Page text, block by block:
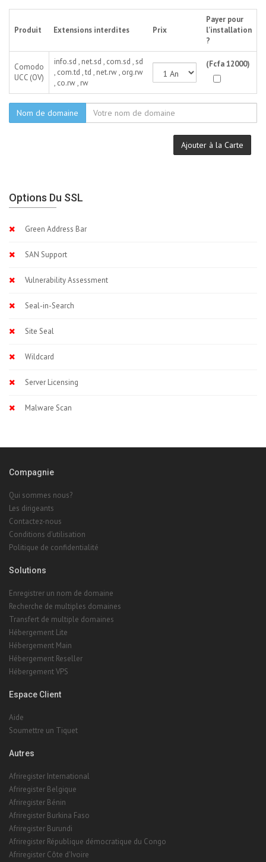
Produit Extensions interdites Prix
Payer pour
l'installation
?
Comodo
UCC (OV)
info.sd , net.sd , com.sd , sd
, com.td , td , net.rw , org.rw
, co.rw , rw
(Fcfa 12000)
Nom de domaine
Ajouter à la Carte
Options Du SSL
Green Address Bar
SAN Support
Vulnerability Assessment
Seal-in-Search
Site Seal
Wildcard
Server Licensing
Malware Scan
Compagnie
Qui sommes nous?
Les dirigeants
Contactez-nous
Conditions d'utilisation
Politique de confidentialité
Solutions
Enregistrer un nom de domaine
Recherche de multiples domaines
Transfert de multiple domaines
Hébergement Lite
Hébergement Main
Hébergement Reseller
Hébergement VPS
Espace Client
Aide
Soumettre un Tiquet
Autres
Afriregister International
Afriregister Belgique
Afriregister Bénin
Afriregister Burkina Faso
Afriregister Burundi
Afriregister République démocratique du Congo
Afriregister Côte d'Ivoire